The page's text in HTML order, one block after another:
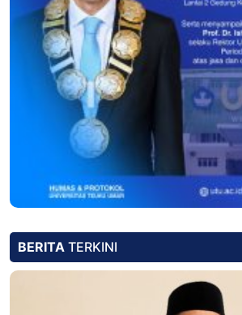
BERITA TERKINI